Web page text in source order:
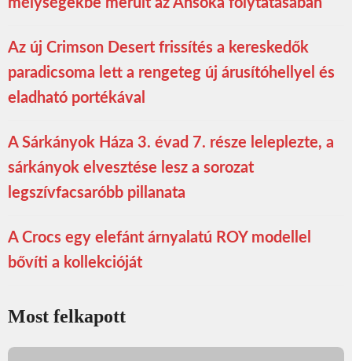
mélységekbe merült az Ahsoka folytatásában
Az új Crimson Desert frissítés a kereskedők
paradicsoma lett a rengeteg új árusítóhellyel és
eladható portékával
A Sárkányok Háza 3. évad 7. része leleplezte, a
sárkányok elvesztése lesz a sorozat
legszívfacsaróbb pillanata
A Crocs egy elefánt árnyalatú ROY modellel
bővíti a kollekcióját
Most felkapott